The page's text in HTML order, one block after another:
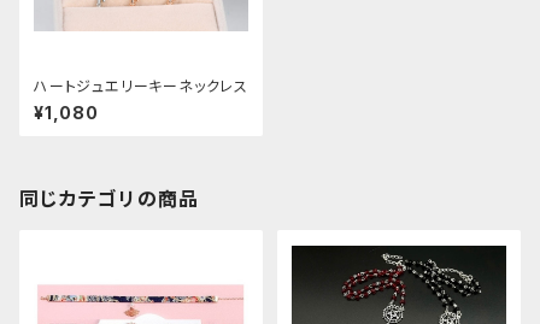
ハートジュエリーキーネックレス
¥1,080
同じカテゴリの商品